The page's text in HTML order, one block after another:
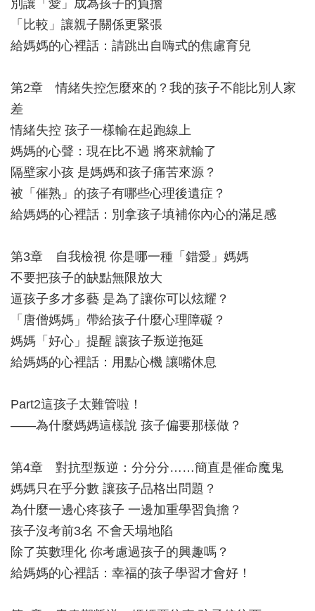
別讓「愛」成為孩子的負擔
「比較」讓親子關係更緊張
給媽媽的心裡話：請跳出自嗨式的焦慮育兒
第2章 情緒失控怎麼來的？我的孩子不能比別人家
差
情緒失控 孩子一樣輸在起跑線上
媽媽的心聲：現在比不過 將來就輸了
隔壁家小孩 是媽媽和孩子痛苦來源？
被「催熟」的孩子有哪些心理後遺症？
給媽媽的心裡話：別拿孩子填補你內心的滿足感
第3章 自我檢視 你是哪一種「錯愛」媽媽
不要把孩子的缺點無限放大
逼孩子多才多藝 是為了讓你可以炫耀？
「唐僧媽媽」帶給孩子什麼心理障礙？
媽媽「好心」提醒 讓孩子叛逆拖延
給媽媽的心裡話：用點心機 讓嘴休息
Part2這孩子太難管啦！
——為什麼媽媽這樣說 孩子偏要那樣做？
第4章 對抗型叛逆：分分分……簡直是催命魔鬼
媽媽只在乎分數 讓孩子品格出問題？
為什麼一邊心疼孩子 一邊加重學習負擔？
孩子沒考前3名 不會天塌地陷
除了英數理化 你考慮過孩子的興趣嗎？
給媽媽的心裡話：幸福的孩子學習才會好！